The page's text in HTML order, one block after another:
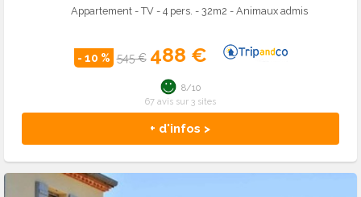
Appartement - TV - 4 pers. - 32m2 - Animaux admis
- 10 % 545 € 488 €
+ d'infos >
8/10
67 avis sur 3 sites